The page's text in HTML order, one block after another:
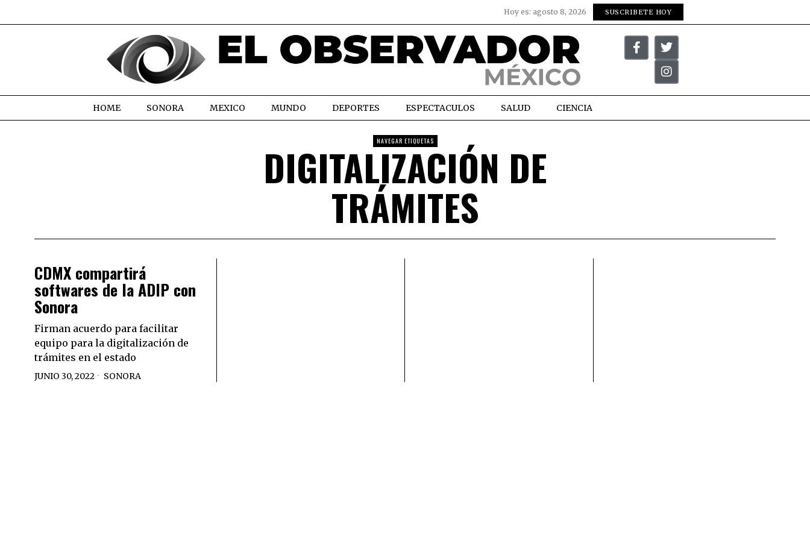
Hoy es: agosto 8, 2026 SUSCRIBETE HOY
HOME SONORA MEXICO MUNDO DEPORTES ESPECTACULOS SALUD CIENCIA
NAVEGAR ETIQUETAS
DIGITALIZACIÓN DE
TRÁMITES
CDMX compartirá
softwares de la ADIP con
Sonora
Firman acuerdo para facilitar
equipo para la digitalización de
trámites en el estado
JUNIO 30, 2022 SONORA